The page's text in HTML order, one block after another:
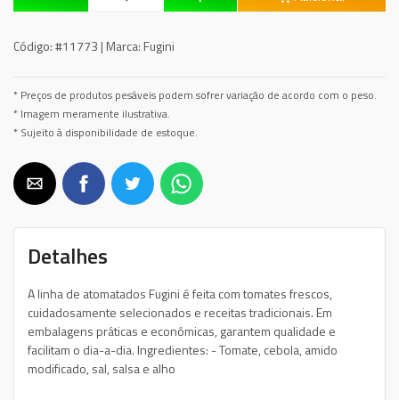
Código:#11773 | Marca: Fugini
* Preços de produtos pesáveis podem sofrer variação de acordo com o peso.
* Imagem meramente ilustrativa.
* Sujeito à disponibilidade de estoque.
Detalhes
A linha de atomatados Fugini é feita com tomates frescos,
cuidadosamente selecionados e receitas tradicionais. Em
embalagens práticas e econômicas, garantem qualidade e
facilitam o dia-a-dia. Ingredientes: - Tomate, cebola, amido
modificado, sal, salsa e alho